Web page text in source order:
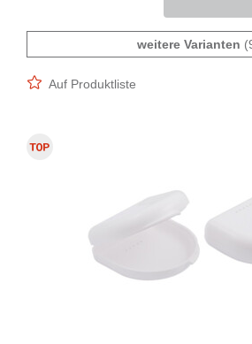
weitere Varianten
Auf Produktliste